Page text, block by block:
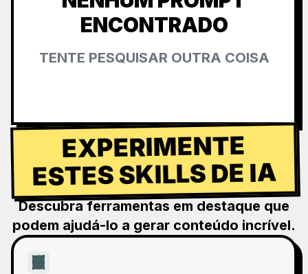
ENCONTRADO
TENTE PESQUISAR OUTRA COISA
EXPERIMENTE
ESTES SKILLS DE IA
Descubra ferramentas em destaque que
podem ajudá-lo a gerar conteúdo incrível.